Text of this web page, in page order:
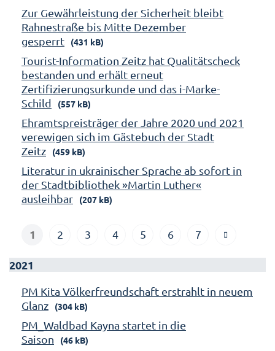
Zur Gewährleistung der Sicherheit bleibt
Rahnestraße bis Mitte Dezember
gesperrt
(431 kB)
Tourist-Information Zeitz hat Qualitätscheck
bestanden und erhält erneut
Zertifizierungsurkunde und das i-Marke-
Schild
(557 kB)
Ehramtspreisträger der Jahre 2020 und 2021
verewigen sich im Gästebuch der Stadt
Zeitz
(459 kB)
Literatur in ukrainischer Sprache ab sofort in
der Stadtbibliothek »Martin Luther«
ausleihbar
(207 kB)
1 2 3 4 5 6 7
2021
PM Kita Völkerfreundschaft erstrahlt in neuem
Glanz
(304 kB)
PM_Waldbad Kayna startet in die
Saison
(46 kB)